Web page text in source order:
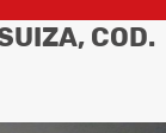
COD.